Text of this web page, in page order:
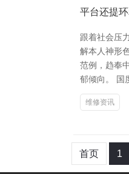
平台还提
跟着社会压
解本人神形
范例，趋奉
郁倾向。 国
维修资讯
首页 1